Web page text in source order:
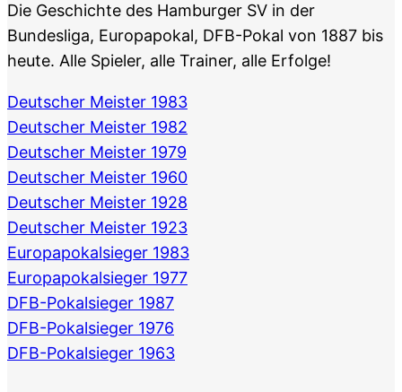
Die Geschichte des Hamburger SV in der
Bundesliga, Europapokal, DFB-Pokal von 1887 bis
heute. Alle Spieler, alle Trainer, alle Erfolge!
Deutscher Meister 1983
Deutscher Meister 1982
Deutscher Meister 1979
Deutscher Meister 1960
Deutscher Meister 1928
Deutscher Meister 1923
Europapokalsieger 1983
Europapokalsieger 1977
DFB-Pokalsieger 1987
DFB-Pokalsieger 1976
DFB-Pokalsieger 1963